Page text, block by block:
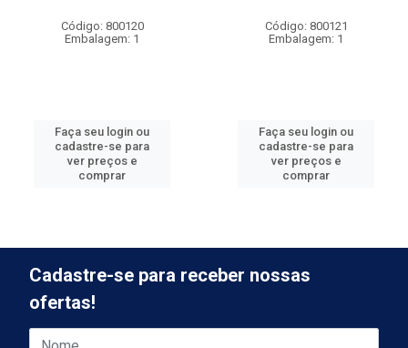
Código: 800120
Embalagem: 1
Faça seu login ou
cadastre-se para
ver preços e
comprar
Código: 800121
Embalagem: 1
Faça seu login ou
cadastre-se para
ver preços e
comprar
Cadastre-se para receber nossas
ofertas!